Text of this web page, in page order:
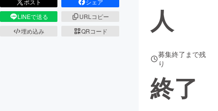
ポスト
シェア
LINEで送る
URLコピー
埋め込み
QRコード
人
募集終了まで残
り
終了